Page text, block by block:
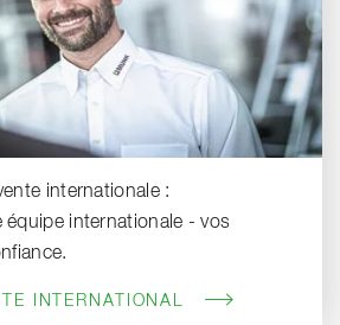
internationale :
équipe internationale - vos
INTERNATIONAL